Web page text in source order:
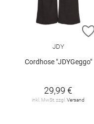
JDY
Cordhose "JDYGeggo"
29,99 €
inkl. MwSt. zzgl. Versand